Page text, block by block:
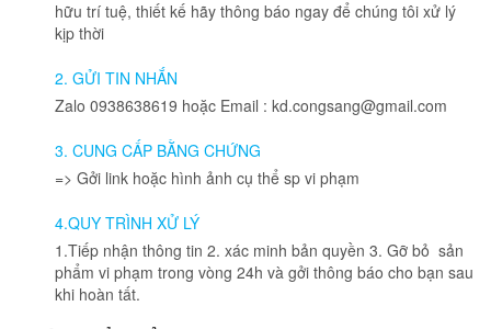
hữu trí tuệ, thiết kế hãy thông báo ngay để chúng tôi xử lý
kịp thời
2. GỬI TIN NHẮN
Zalo 0938638619 hoặc Email : kd.congsang@gmail.com
3. CUNG CẤP BẰNG CHỨNG
=> Gởi link hoặc hình ảnh cụ thể sp vi phạm
4.QUY TRÌNH XỬ LÝ
1.Tiếp nhận thông tin 2. xác minh bản quyền 3. Gỡ bỏ sản
phẩm vi phạm trong vòng 24h và gởi thông báo cho bạn sau
khi hoàn tất.